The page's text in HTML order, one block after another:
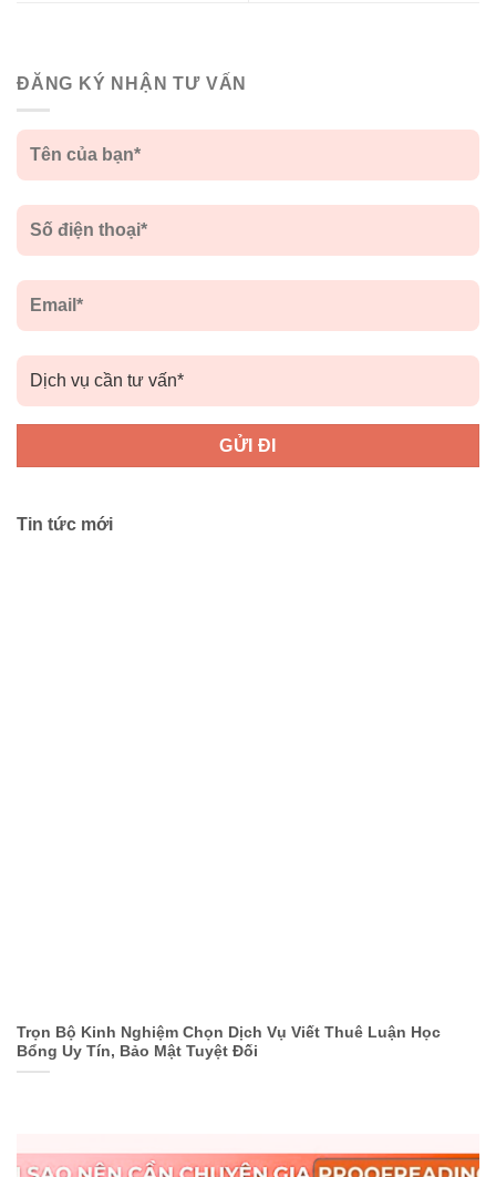
ĐĂNG KÝ NHẬN TƯ VẤN
Tin tức mới
Trọn Bộ Kinh Nghiệm Chọn Dịch Vụ Viết Thuê Luận Học
Bổng Uy Tín, Bảo Mật Tuyệt Đối